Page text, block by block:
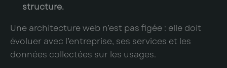
structure.
Une architecture web n’est pas figée : elle doit
évoluer avec l’entreprise, ses services et les
données collectées sur les usages.